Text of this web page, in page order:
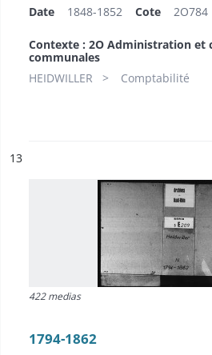
Date 1848-1852 Cote 2O784
Contexte : 2O Administration et
communales
HEIDWILLER
Comptabilité
n°
13
422 medias
1794-1862